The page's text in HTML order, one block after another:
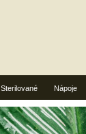
Sterilované Nápoje